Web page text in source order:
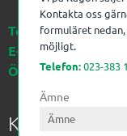
Telefon:023-383
E-post:
Öppettider:
Kagon AB
Kontakta oss
formuläret
möjligt.
Telefon:023-383
Ämne